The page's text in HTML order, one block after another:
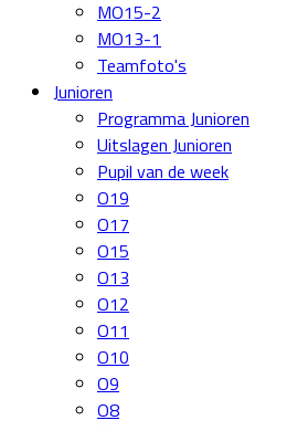
MO15-2
MO13-1
Teamfoto's
Junioren
Programma Junioren
Uitslagen Junioren
Pupil van de week
O19
O17
O15
O13
O12
O11
O10
O9
O8